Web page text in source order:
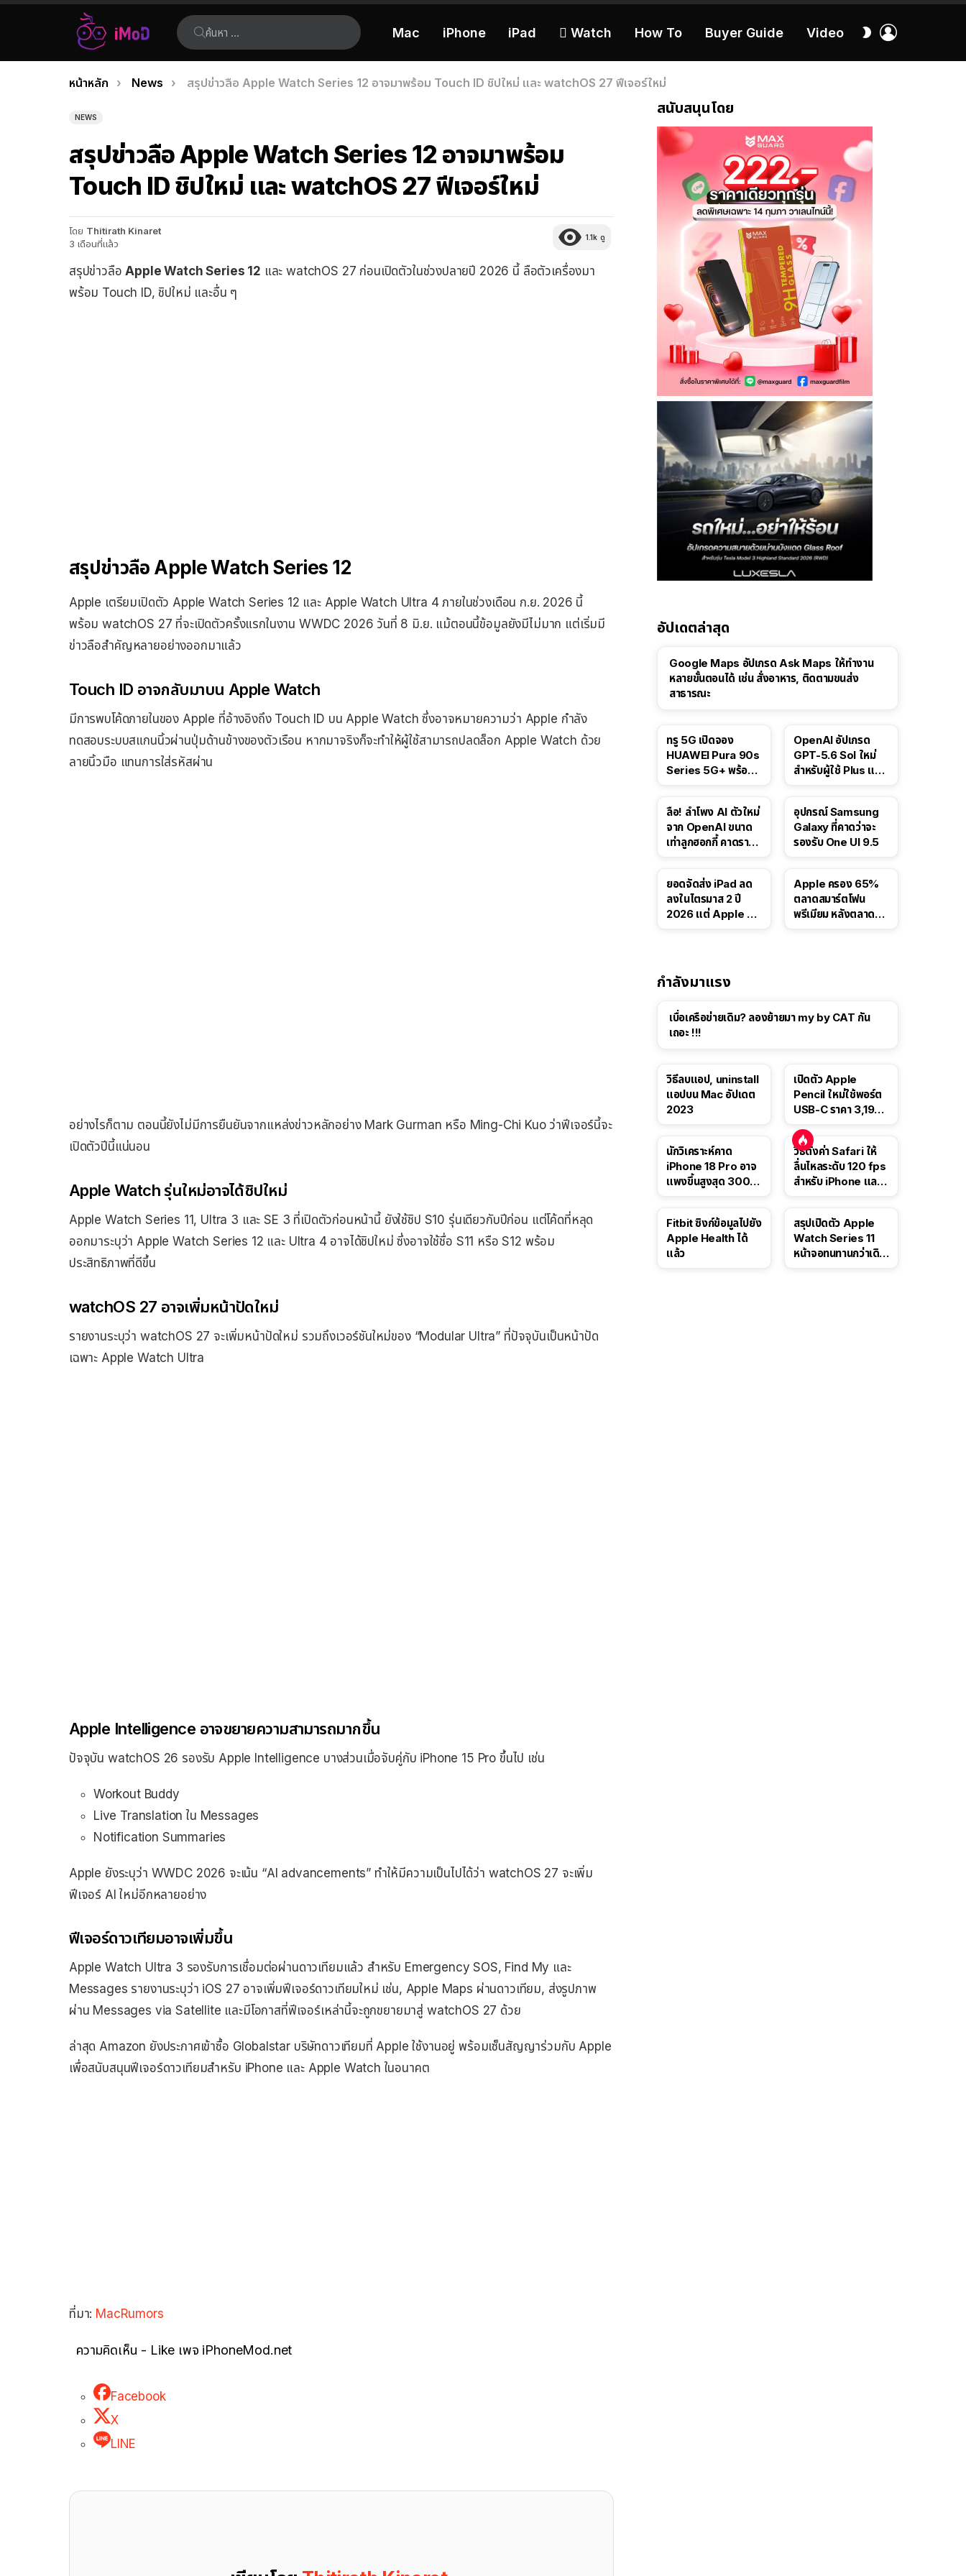
ค้นหา:
Mac iPhone iPad  Watch How To Buyer Guide Video
สลับ
เรื่อง
ล่าสุด
คุณอยู่ที่นี่:
หน้าหลัก News สรุปข่าวลือ Apple Watch Series 12 อาจมาพร้อม Touch ID ชิปใหม่ และ watchOS 27 ฟีเจอร์ใหม่
NEWS
สรุปข่าวลือ Apple Watch Series 12 อาจมาพร้อม
Touch ID ชิปใหม่ และ watchOS 27 ฟีเจอร์ใหม่
โดย Thitirath Kinaret
3 เดือนที่แล้ว
1.1k ดู
สรุปข่าวลือApple Watch Series 12 และ watchOS 27 ก่อนเปิดตัวในช่วงปลายปี 2026 นี้ ลือตัวเครื่องมา
พร้อม Touch ID, ชิปใหม่ และอื่น ๆ
สรุปข่าวลือ Apple Watch Series 12
Apple เตรียมเปิดตัว Apple Watch Series 12 และ Apple Watch Ultra 4 ภายในช่วงเดือน ก.ย. 2026 นี้
พร้อม watchOS 27 ที่จะเปิดตัวครั้งแรกในงาน WWDC 2026 วันที่ 8 มิ.ย. แม้ตอนนี้ข้อมูลยังมีไม่มาก แต่เริ่มมี
ข่าวลือสำคัญหลายอย่างออกมาแล้ว
Touch ID อาจกลับมาบน Apple Watch
มีการพบโค้ดภายในของ Apple ที่อ้างอิงถึง Touch ID บน Apple Watch ซึ่งอาจหมายความว่า Apple กำลัง
ทดสอบระบบสแกนนิ้วผ่านปุ่มด้านข้างของตัวเรือน หากมาจริงก็จะทำให้ผู้ใช้สามารถปลดล็อก Apple Watch ด้วย
ลายนิ้วมือ แทนการใส่รหัสผ่าน
อย่างไรก็ตาม ตอนนี้ยังไม่มีการยืนยันจากแหล่งข่าวหลักอย่าง Mark Gurman หรือ Ming-Chi Kuo ว่าฟีเจอร์นี้จะ
เปิดตัวปีนี้แน่นอน
Apple Watch รุ่นใหม่อาจได้ชิปใหม่
Apple Watch Series 11, Ultra 3 และ SE 3 ที่เปิดตัวก่อนหน้านี้ ยังใช้ชิป S10 รุ่นเดียวกับปีก่อน แต่โค้ดที่หลุด
ออกมาระบุว่า Apple Watch Series 12 และ Ultra 4 อาจได้ชิปใหม่ ซึ่งอาจใช้ชื่อ S11 หรือ S12 พร้อม
ประสิทธิภาพที่ดีขึ้น
watchOS 27 อาจเพิ่มหน้าปัดใหม่
รายงานระบุว่า watchOS 27 จะเพิ่มหน้าปัดใหม่ รวมถึงเวอร์ชันใหม่ของ “Modular Ultra” ที่ปัจจุบันเป็นหน้าปัด
เฉพาะ Apple Watch Ultra
Apple Intelligence อาจขยายความสามารถมากขึ้น
ปัจจุบัน watchOS 26 รองรับ Apple Intelligence บางส่วนเมื่อจับคู่กับ iPhone 15 Pro ขึ้นไป เช่น
Workout Buddy
Live Translation ใน Messages
Notification Summaries
Apple ยังระบุว่า WWDC 2026 จะเน้น “AI advancements” ทำให้มีความเป็นไปได้ว่า watchOS 27 จะเพิ่ม
ฟีเจอร์ AI ใหม่อีกหลายอย่าง
ฟีเจอร์ดาวเทียมอาจเพิ่มขึ้น
Apple Watch Ultra 3 รองรับการเชื่อมต่อผ่านดาวเทียมแล้ว สำหรับ Emergency SOS, Find My และ
Messages รายงานระบุว่า iOS 27 อาจเพิ่มฟีเจอร์ดาวเทียมใหม่ เช่น, Apple Maps ผ่านดาวเทียม, ส่งรูปภาพ
ผ่าน Messages via Satellite และมีโอกาสที่ฟีเจอร์เหล่านี้จะถูกขยายมาสู่ watchOS 27 ด้วย
ล่าสุด Amazon ยังประกาศเข้าซื้อ Globalstar บริษัทดาวเทียมที่ Apple ใช้งานอยู่ พร้อมเซ็นสัญญาร่วมกับ Apple
เพื่อสนับสนุนฟีเจอร์ดาวเทียมสำหรับ iPhone และ Apple Watch ในอนาคต
ที่มา: MacRumors
ความคิดเห็น - Like เพจ iPhoneMod.net
Facebook
X
LINE
สนับสนุนโดย
อัปเดตล่าสุด
Google Maps อัปเกรด Ask Maps ให้ทำงาน
หลายขั้นตอนได้ เช่น สั่งอาหาร, ติดตามขนส่ง
สาธารณะ
ทรู 5G เปิดจอง
HUAWEI Pura 90s
Series 5G+ พร้อม
OpenAI อัปเกรด
GPT-5.6 Sol ใหม่
สำหรับผู้ใช้ Plus และ
ลือ! ลำโพง AI ตัวใหม่
จาก OpenAI ขนาด
เท่าลูกฮอกกี้ คาดราคา
อุปกรณ์ Samsung
Galaxy ที่คาดว่าจะ
รองรับ One UI 9.5
ยอดจัดส่ง iPad ลด
ลงในไตรมาส 2 ปี
2026 แต่ Apple ยัง
Apple ครอง 65%
ตลาดสมาร์ตโฟน
พรีเมียม หลังตลาดทำ
กำลังมาแรง
เบื่อเครือข่ายเดิม? ลองย้ายมา my by CAT กัน
เถอะ !!!
วิธีลบแอป, uninstall
แอปบน Mac อัปเดต
2023
เปิดตัว Apple
Pencil ใหม่ใช้พอร์ต
USB-C ราคา 3,190
นี้
นักวิเคราะห์คาด
iPhone 18 Pro อาจ
แพงขึ้นสูงสุด 300
วิธีตั้งค่า Safari ให้
ลื่นไหลระดับ 120 fps
สำหรับ iPhone และ
Fitbit ซิงก์ข้อมูลไปยัง
Apple Health ได้
แล้ว
สรุปเปิดตัว Apple
Watch Series 11
หน้าจอทนทานกว่าเดิม